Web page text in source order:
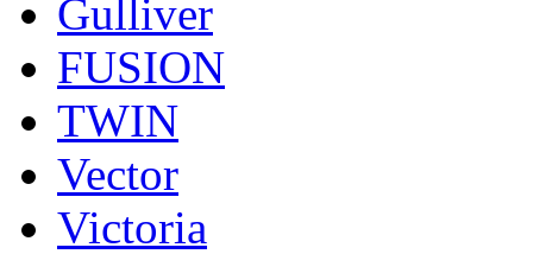
Gulliver
FUSION
TWIN
Vector
Victoria